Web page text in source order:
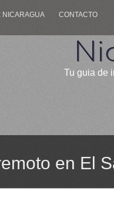
NICARAGUA CONTACTO
Tu guia de
en El